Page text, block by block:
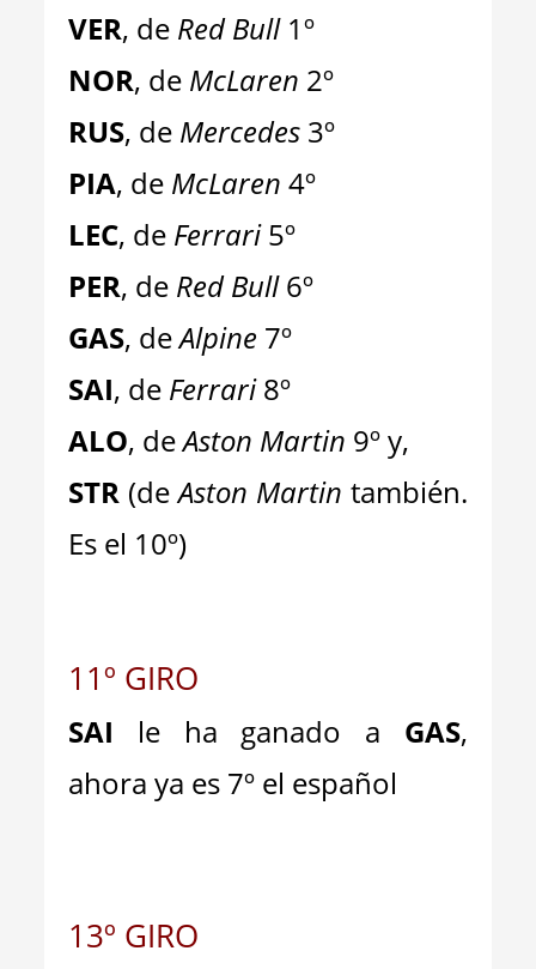
VER, de Red Bull1º
NOR, de McLaren 2º
RUS, de Mercedes 3º
PIA, de McLaren 4º
LEC, de Ferrari5º
PER, de Red Bull6º
GAS, deAlpine 7º
SAI, de Ferrari8º
ALO, deAston Martin 9º y,
STR (deAston Martin también.
Es el 10º)
11º GIRO
SAI le ha ganado a GAS,
ahora ya es 7º el español
13º GIRO